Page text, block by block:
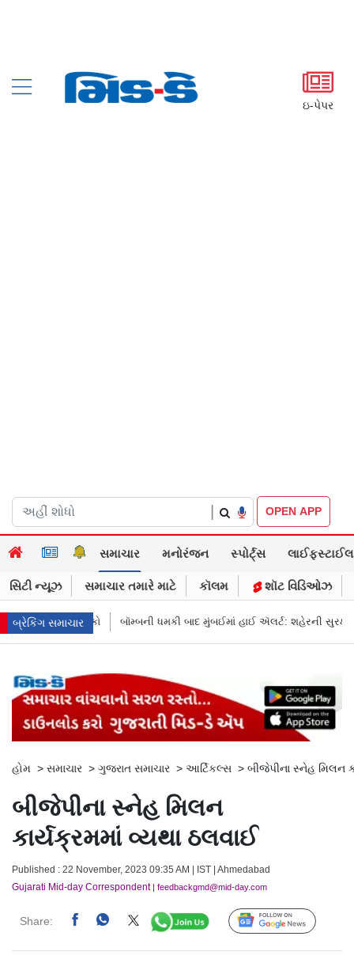
ઇ-પેપર
OPEN APP
સમાચાર મનોરંજન સ્પોર્ટ્સ લાઈફસ્ટાઈલ
સિટી ન્યૂઝ સમાચાર તમારે માટે કૉલમ શૉટ વિડિઓઝ
બ્રેકિંગ સમાચાર
બાદ મુંબઈમાં હાઈ ઍલર્ટ: શહેરની સુરક્ષા વધારી તપાસ શરૂ, જુઓ તસવીરો
હોમ > સમાચાર > ગુજરાત સમાચાર > આર્ટિકલ્સ > બીજેપીના સ્નેહ મિલન
બીજેપીના સ્નેહ મિલન
કાર્યક્રમમાં વ્યથા ઠલવાઈ
Published : 22 November, 2023 09:35 AM | IST | Ahmedabad
Gujarati Mid-day Correspondent| feedbackgmd@mid-day.com
Share: Follow Us